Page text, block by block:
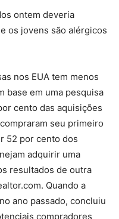
ontem deveria
os jovens são alérgicos
nos EUA tem menos
base em uma pesquisa
cento das aquisições
seu primeiro
52 por cento dos
adquirir uma
resultados de outra
Quando a
ano passado, concluiu
compradores